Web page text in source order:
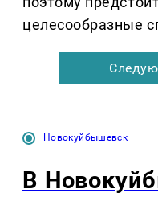
целесообразные
Новокуйбышевск
В